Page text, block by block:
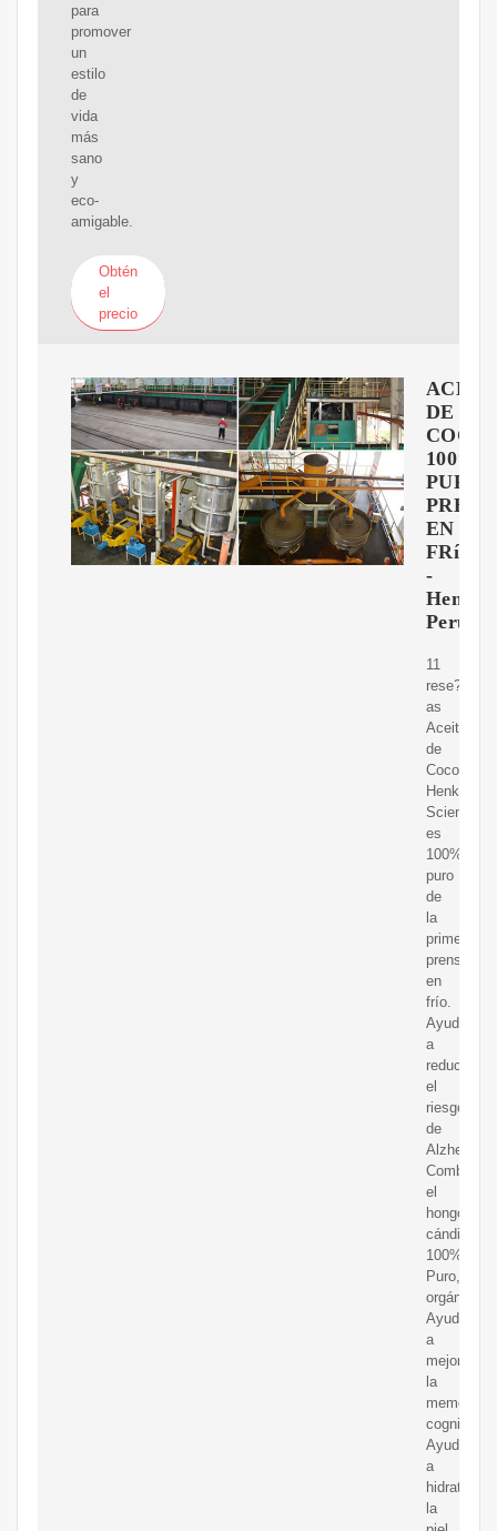
para
promover
un
estilo
de
vida
más
sano
y
eco-
amigable.
Obtén
el
precio
DE
COCO
100%
PURO
EN
FRíO
-
Henka
Peru
11
rese?
as
Aceite
de
Coco
Henka
Science
es
100%
puro
de
la
primera
prensada
en
frío.
Ayuda
a
reducir
el
riesgo
de
Alzheimer.
Combate
el
hongo
cándida.
100%
Puro,
orgánico.
Ayuda
a
mejorar
la
memoría
cognitiva.
Ayuda
a
hidratar
la